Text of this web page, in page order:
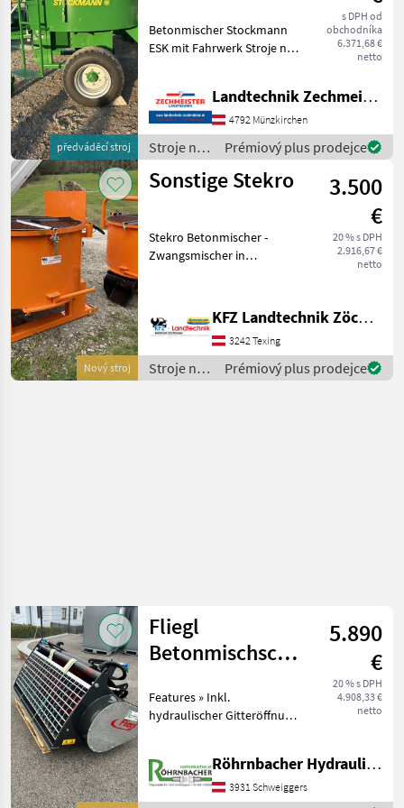
předváděcí stroj
s DPH od
obchodníka
6.371,68 €
netto
Betonmischer Stockmann
ESK mit Fahrwerk Stroje na
Landtechnik Zechmeister GmbH & Co KG
4792 Münzkirchen
Stroje na
stavbu /
Stockmann
Prémiový plus prodejce
Nový stroj
Sonstige Stekro
3.500
€
20 % s DPH
2.916,67 €
netto
Stekro Betonmischer -
Zwangsmischer in
150cm Innendurchmesser 3
Punktanbau
Stapleraufnahme Auslauf
KFZ Landtechnik Zöchbauer GmbH
3242 Texing
Stroje na
stavbu /
Prémiový plus prodejce
Fliegl
Betonmischschaufel
5.890
€
20 % s DPH
4.908,33 €
netto
Features » Inkl.
hydraulischer Gitteröffnung
Flachstahl zum leichten
öffnen von Zementsäcken »
Röhrnbacher Hydraulik, KFZ, Land- & Baumaschinen Handel
3931 Schweiggers